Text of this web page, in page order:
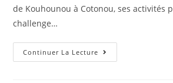
de Kouhounou à Cotonou, ses activités
challenge…
Continuer La Lecture